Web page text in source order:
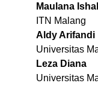
Maulana
ITN Malang
Aldy Arifandi
Universitas
Leza Diana
Universitas